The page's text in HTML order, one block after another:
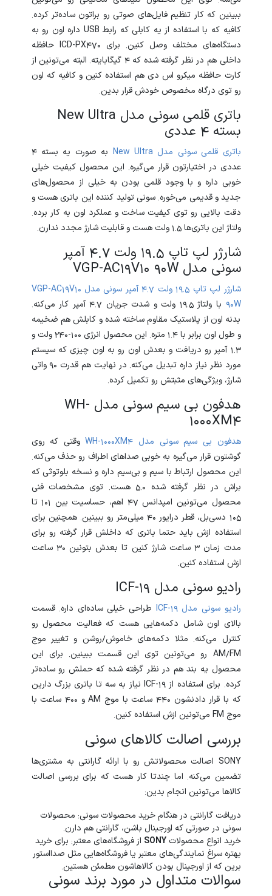
ببینین که کار تنظیم فایل‌های صوتی رو براتون ساده‌تر کرده.
کافیه که با استفاده از یه کابلی که رابط USB داره اون رو به
دستگاه‌های مختلف وصل کنین. برای ICD-PX470 حافظه
داخلی هم در نظر گرفته شده که 4 گیگابایته. البته می‌تونین از
کارت حافظه میکرو اس دی هم استفاده کنین و کافیه که اون
رو توی درگاه مخصوص خودش قرار بدین.
باتری قلمی سونی مدل New Ultra
بسته 4 عددی
باتری قلمی سونی مدل New Ultra
به صورت یه بسته 4
عددی در اختیارتون قرار می‌گیره. این محصول کیفیت خیلی
خوبی داره و با وجود قلمی بودن به خیلی از محصول‌های
جدید و قدیمی می‌خوره. سونی تولید کننده این باتری هست و
دقت بالایی رو توی کیفیت ساخت و عملکرد اون به کار برده.
ولتاژ این باتری‌ها 1.5 ولت هست و قابلیت شارژ مجدد ندارن.
شارژر لپ تاپ 19.5 ولت 4.7 آمپر
سونی مدل VGP-AC19V10 90W
شارژر لپ تاپ ولت آمپر سونی مدل VGP-AC19V10
90W
با ولتاژ 19.5 ولت و شدت جریان 4.7 آمپر کار می‌کنه.
بدنه‌ اون از پلاستیک مقاوم ساخته شده و کابلش هم ضخیمه
و طول اون برابر با 1.4 متره. این محصول انرژی 100-240 ولت و
1.3 آمپر رو دریافت و بعدش اون رو به اون چیزی که سیستم
مورد نظر نیاز داره تبدیل می‌کنه. در نهایت هم قدرت 90 واتی
شارژ، ویژگی‌های مثبتش رو تکمیل کرده.
هدفون بی سیم سونی مدل WH-
1000XM4
هدفون بی سیم سونی مدل WH-1000XM4
وقتی که روی
گوشتون قرار می‌گیره به خوبی صداهای اطراف رو حذف می‌کنه.
این محصول ارتباط با سیم و بی‌سیم داره و نسخه بلوتوثی که
براش در نظر گرفته شده 5.0 هست. توی مشخصات فنی
محصول می‌تونین امپدانس 47 اهم، حساسیت بین 101 تا
105 دسی‌بل، قطر درایور 40 میلی‌متر رو ببینین. همچنین برای
استفاده ازش باید حتما باتری که داخلش قرار گرفته رو برای
مدت زمان 3 ساعت شارژ کنین تا بعدش بتونین 30 ساعت
ازش استفاده کنین.
رادیو سونی مدل ICF-19
رادیو سونی مدل ICF-19
طراحی خیلی ساده‌ای داره. قسمت
بالای اون شامل دکمه‌هایی هست که فعالیت محصول رو
کنترل می‌کنه. مثلا دکمه‌های خاموش/روشن و تغییر موج
AM/FM رو می‌تونین توی این قسمت ببینین. برای این
محصول یه بند هم در نظر گرفته شده که حملش رو ساده‌تر
کرده. برای استفاده از ICF-19 نیاز به سه تا باتری بزرگ دارین
که با قرار دادنشون 440 ساعت با موج AM و 400 ساعت با
موج FM می‌تونین ازش استفاده کنین.
بررسی اصالت کالاهای سونی
SONY اصالت محصولاتش رو با ارائه گارانتی به مشتری‌ها
تضمین می‌کنه. اما چندتا کار هست که برای بررسی اصالت
کالاها می‌تونین انجام بدین:
دریافت گارانتی در هنگام خرید محصولات سونی: محصولات
سونی در صورتی که اورجینال باشن، گارانتی هم دارن.
خرید انواع محصولاتSONY از فروشگاه‌های معتبر: برای خرید
بهتره سراغ نمایندگی‌های معتبر یا فروشگاه‌هایی مثل صدااستور
برین که از اورجینال بودن کالاهاشون مطمئن هستین.
سوالات متداول در مورد برند سونی